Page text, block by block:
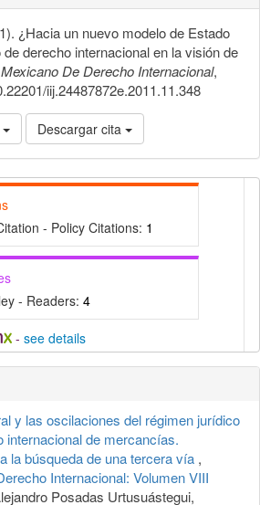
¿Hacia un nuevo modelo de Estado
derecho internacional en la visión de
De Derecho Internacional,
iij.24487872e.2011.11.348
Descargar cita
- Policy Citations: 1
- Readers: 4
- see details
y las oscilaciones del régimen jurídico
internacional de mercancías.
la búsqueda de una tercera vía ,
Internacional: Volumen VIII
Posadas Urtusuástegui,